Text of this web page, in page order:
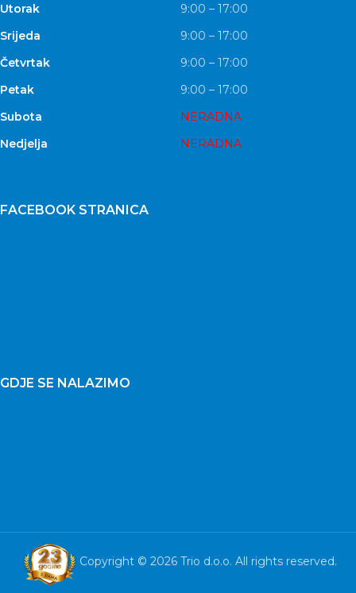
Utorak
9:00 – 17:00
Srijeda
9:00 – 17:00
Četvrtak
9:00 – 17:00
Petak
9:00 – 17:00
Subota
NERADNA
Nedjelja
NERADNA
FACEBOOK STRANICA
GDJE SE NALAZIMO
Copyright © 2026 Trio d.o.o. All rights reserved.